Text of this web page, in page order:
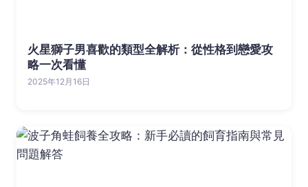
火星獅子男喜歡的類型全解析：從性格到戀愛攻
略一次看懂
2025年12月16日